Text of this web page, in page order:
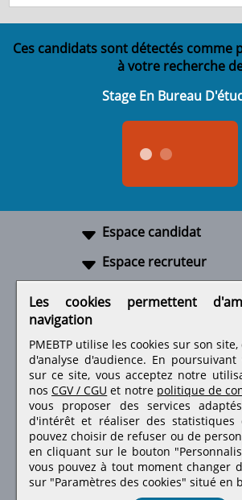
Ces candidats sont détectés comme
à votre recherche
Stage En Bureau
Espace candidat
Espace recruteur
Retrouvez-nous sur les
Les cookies permettent
navigation
PMEBTP utilise les cookies sur son
d'analyse d'audience. En
sur ce site, vous acceptez notre
nos CGV / CGU et notre politique de
vous proposer des services
d'intérêt et réaliser des
pouvez choisir de refuser ou de
en cliquant sur le bouton
vous pouvez à tout moment changer
sur "Paramètres des cookies" situé en